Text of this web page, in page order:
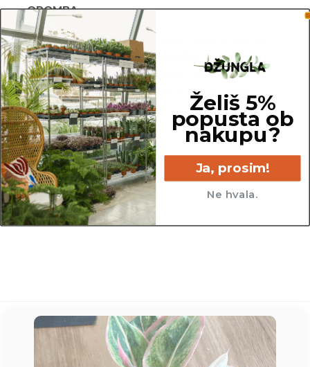
OPOMBA
Za premer lonca je upoštevan notranji zgornji
del lonca. Za potrebe fotografiranja je lahko
katera izmed rastlin presajena v sadilni lonec z
večjim ali manjšim premerom, kot so tisti, v
katerih so prodajane.
30 cm
Želiš 5%
popusta ob
nakupu?
Ja, prosim!
Ne hvala.